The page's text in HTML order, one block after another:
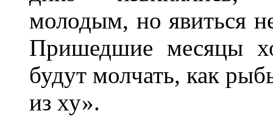
молодым, но явиться
Пришедшие месяцы
будут молчать, как
из ху».